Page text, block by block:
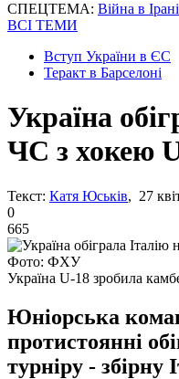
СПЕЦТЕМА: Війна в Ірані
ВСІ ТЕМИ
Вступ України в ЄС
Теракт в Барселоні
Україна
ЧС з хокею
Текст: Катя Юськів, 27
0
665
Фото: ФХУ
Україна U-18 зробила
Юніорська
протистоянні
турніру - збірну